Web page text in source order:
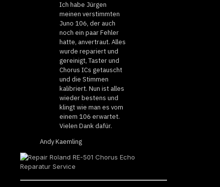
Ich habe Jürgen
meinen verstimmten
Juno 106, der auch
noch ein paar Fehler
hatte, anvertraut. Alles
wurde repariert und
gereinigt, Taster und
Chorus ICs getauscht
und die Stimmen
kalibriert. Nun ist alles
wieder bestens und
klingt wie man es vom
einem 106 erwartet.
Vielen Dank dafür.
Andy Kaemling